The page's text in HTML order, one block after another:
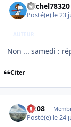
michel78320
Posté(e) le 23
AUTEUR
Non ... samedi :
Citer
clo08
Posté(e) le 24